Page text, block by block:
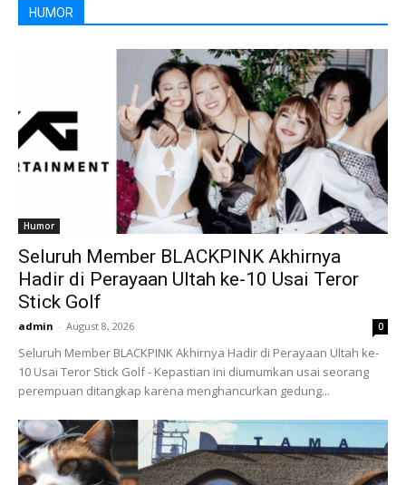
HUMOR
Humor
Seluruh Member BLACKPINK Akhirnya
Hadir di Perayaan Ultah ke-10 Usai Teror
Stick Golf
admin - August 8, 2026 0
Seluruh Member BLACKPINK Akhirnya Hadir di Perayaan Ultah ke-
10 Usai Teror Stick Golf - Kepastian ini diumumkan usai seorang
perempuan ditangkap karena menghancurkan gedung...